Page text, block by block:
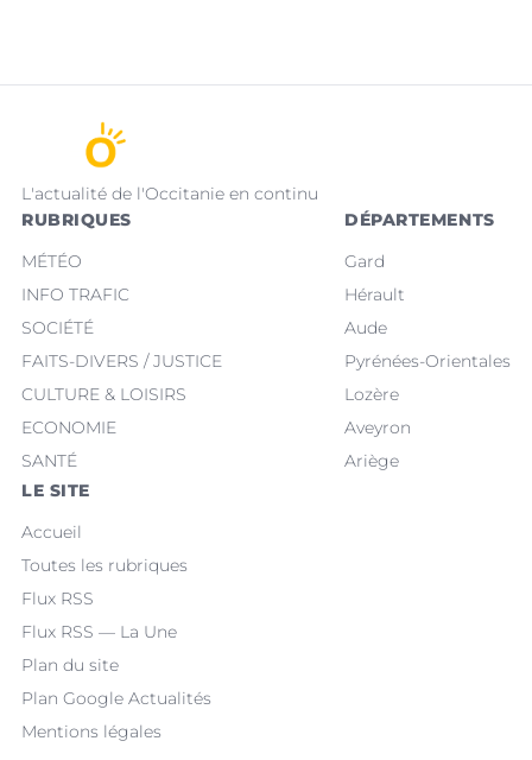
L'actualité de l'Occitanie en continu
RUBRIQUES
MÉTÉO
INFO TRAFIC
SOCIÉTÉ
FAITS-DIVERS / JUSTICE
CULTURE & LOISIRS
ECONOMIE
SANTÉ
DÉPARTEMENTS
Gard
Hérault
Aude
Pyrénées-Orientales
Lozère
Aveyron
Ariège
LE SITE
Accueil
Toutes les rubriques
Flux RSS
Flux RSS — La Une
Plan du site
Plan Google Actualités
Mentions légales